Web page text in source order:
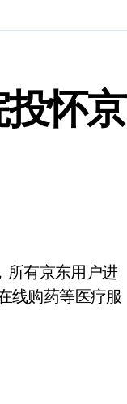
怀京
线购药等医疗服